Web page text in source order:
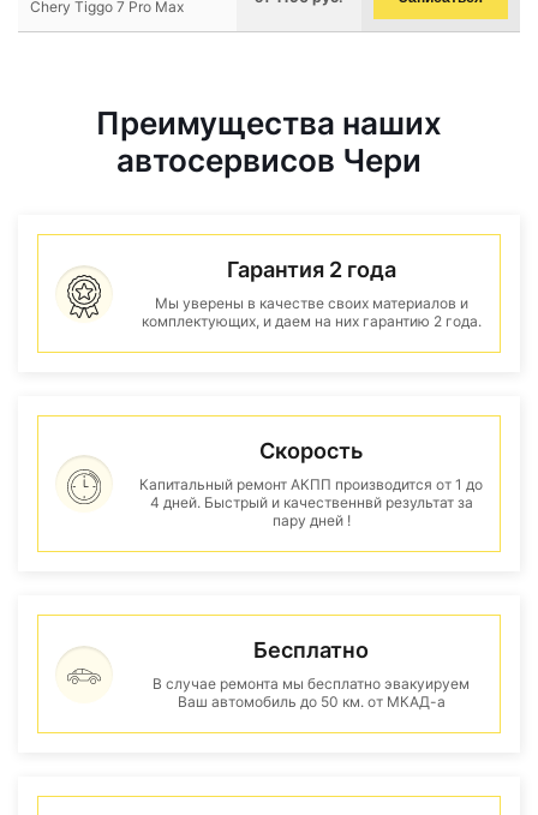
Chery Tiggo 7 Pro Max
Преимущества наших
автосервисов Чери
Гарантия 2 года
Мы уверены в качестве своих материалов и
комплектующих, и даем на них гарантию 2 года.
Скорость
Капитальный ремонт АКПП производится от 1 до
4 дней. Быстрый и качественнвй результат за
пару дней !
Бесплатно
В случае ремонта мы бесплатно эвакуируем
Ваш автомобиль до 50 км. от МКАД-а